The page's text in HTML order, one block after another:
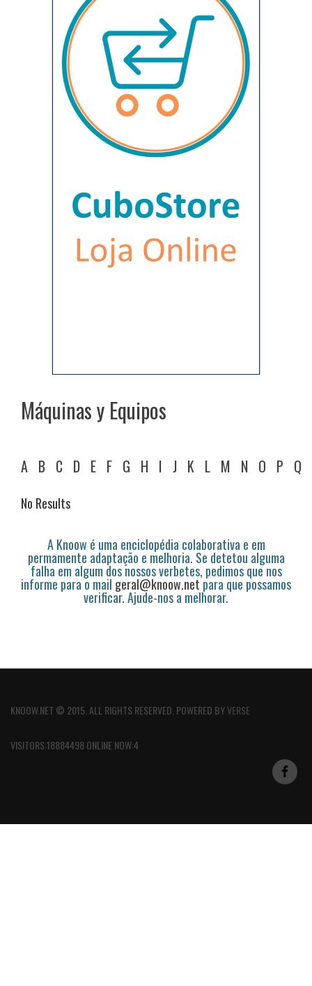
Máquinas y Equipos
A B C D E F G H I J K L M N O P Q
No Results
A Knoow é uma enciclopédia colaborativa e em
permamente adaptação e melhoria. Se detetou alguma
falha em algum dos nossos verbetes, pedimos que nos
informe para o mail geral@knoow.netpara que possamos
verificar. Ajude-nos a melhorar.
KNOOW.NET © 2015. ALL RIGHTS RESERVED. POWERED BYVERSE
VISITORS:18884498 ONLINE NOW:4